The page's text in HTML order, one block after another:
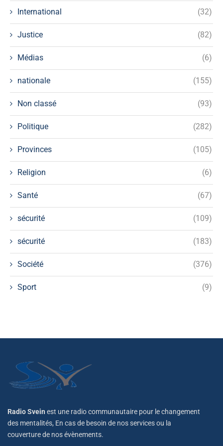
International (32)
Justice (82)
Médias (6)
nationale (155)
Non classé (93)
Politique (282)
Provinces (105)
Religion (6)
Santé (67)
sécurité (109)
sécurité (183)
Société (376)
Sport (9)
Radio Svein est une radio communautaire pour le changement
des mentalités, En cas de besoin de nos services ou la
couverture de nos évènements.